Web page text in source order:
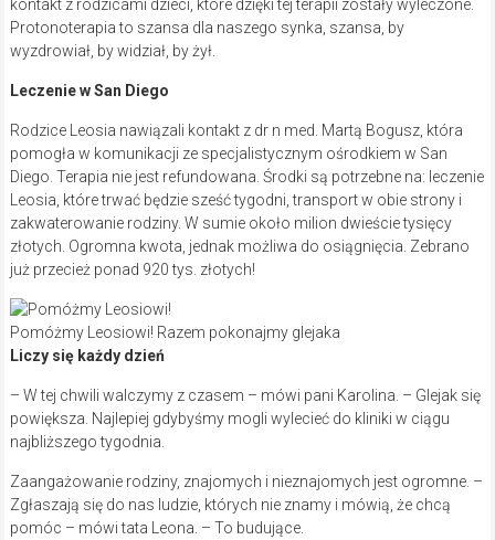
kontakt z rodzicami dzieci, które dzięki tej terapii zostały wyleczone.
Protonoterapia to szansa dla naszego synka, szansa, by
wyzdrowiał, by widział, by żył.
Leczenie w San Diego
Rodzice Leosia nawiązali kontakt z dr n med. Martą Bogusz, która
pomogła w komunikacji ze specjalistycznym ośrodkiem w San
Diego. Terapia nie jest refundowana. Środki są potrzebne na: leczenie
Leosia, które trwać będzie sześć tygodni, transport w obie strony i
zakwaterowanie rodziny. W sumie około milion dwieście tysięcy
złotych. Ogromna kwota, jednak możliwa do osiągnięcia. Zebrano
już przecież ponad 920 tys. złotych!
Pomóżmy Leosiowi! Razem pokonajmy glejaka
Liczy się każdy dzień
– W tej chwili walczymy z czasem – mówi pani Karolina. – Glejak się
powiększa. Najlepiej gdybyśmy mogli wylecieć do kliniki w ciągu
najbliższego tygodnia.
Zaangażowanie rodziny, znajomych i nieznajomych jest ogromne. –
Zgłaszają się do nas ludzie, których nie znamy i mówią, że chcą
pomóc – mówi tata Leona. – To budujące.